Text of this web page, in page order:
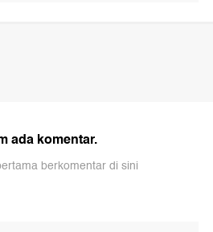
ada komentar.
berkomentar di sini